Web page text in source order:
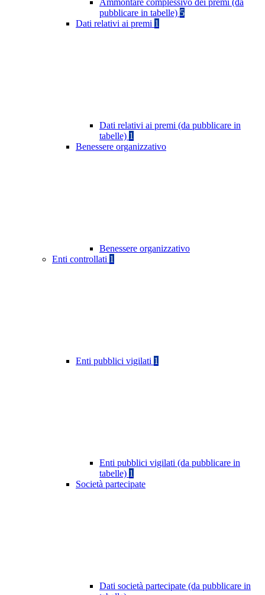
Ammontare complessivo dei premi (da
pubblicare in tabelle) 5
Dati relativi ai premi 1
Dati relativi ai premi (da pubblicare in
tabelle) 1
Benessere organizzativo
Benessere organizzativo
Enti controllati 1
Enti pubblici vigilati 1
Enti pubblici vigilati (da pubblicare in
tabelle) 1
Società partecipate
Dati società partecipate (da pubblicare in